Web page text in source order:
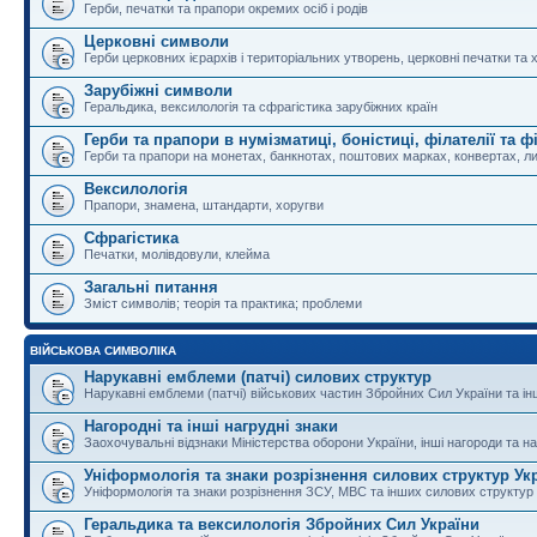
Герби, печатки та прапори окремих осіб і родів
Церковні символи
Герби церковних ієрархів і територіальних утворень, церковні печатки та
Зарубіжні символи
Геральдика, вексилологія та сфрагістика зарубіжних країн
Герби та прапори в нумізматиці, боністиці, філателії та
Герби та прапори на монетах, банкнотах, поштових марках, конвертах,
Вексилологія
Прапори, знамена, штандарти, хоругви
Сфрагістика
Печатки, молівдовули, клейма
Загальні питання
Зміст символів; теорія та практика; проблеми
ВІЙСЬКОВА СИМВОЛІКА
Нарукавні емблеми (патчі) силових структур
Нарукавні емблеми (патчі) військових частин Збройних Сил України та
Нагородні та інші нагрудні знаки
Заохочувальні відзнаки Міністерства оборони України, інші нагороди та
Уніформологія та знаки розрізнення силових структур
Уніформологія та знаки розрізнення ЗСУ, МВС та інших силових структур
Геральдика та вексилологія Збройних Сил України